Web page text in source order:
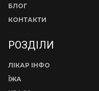
БЛОГ
КОНТАКТИ
РОЗДІЛИ
ЛІКАР ІНФО
ЇЖА